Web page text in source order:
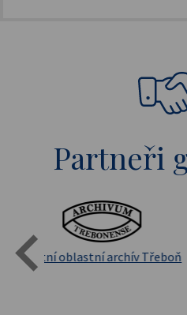
Partneři
Státní oblastní archív